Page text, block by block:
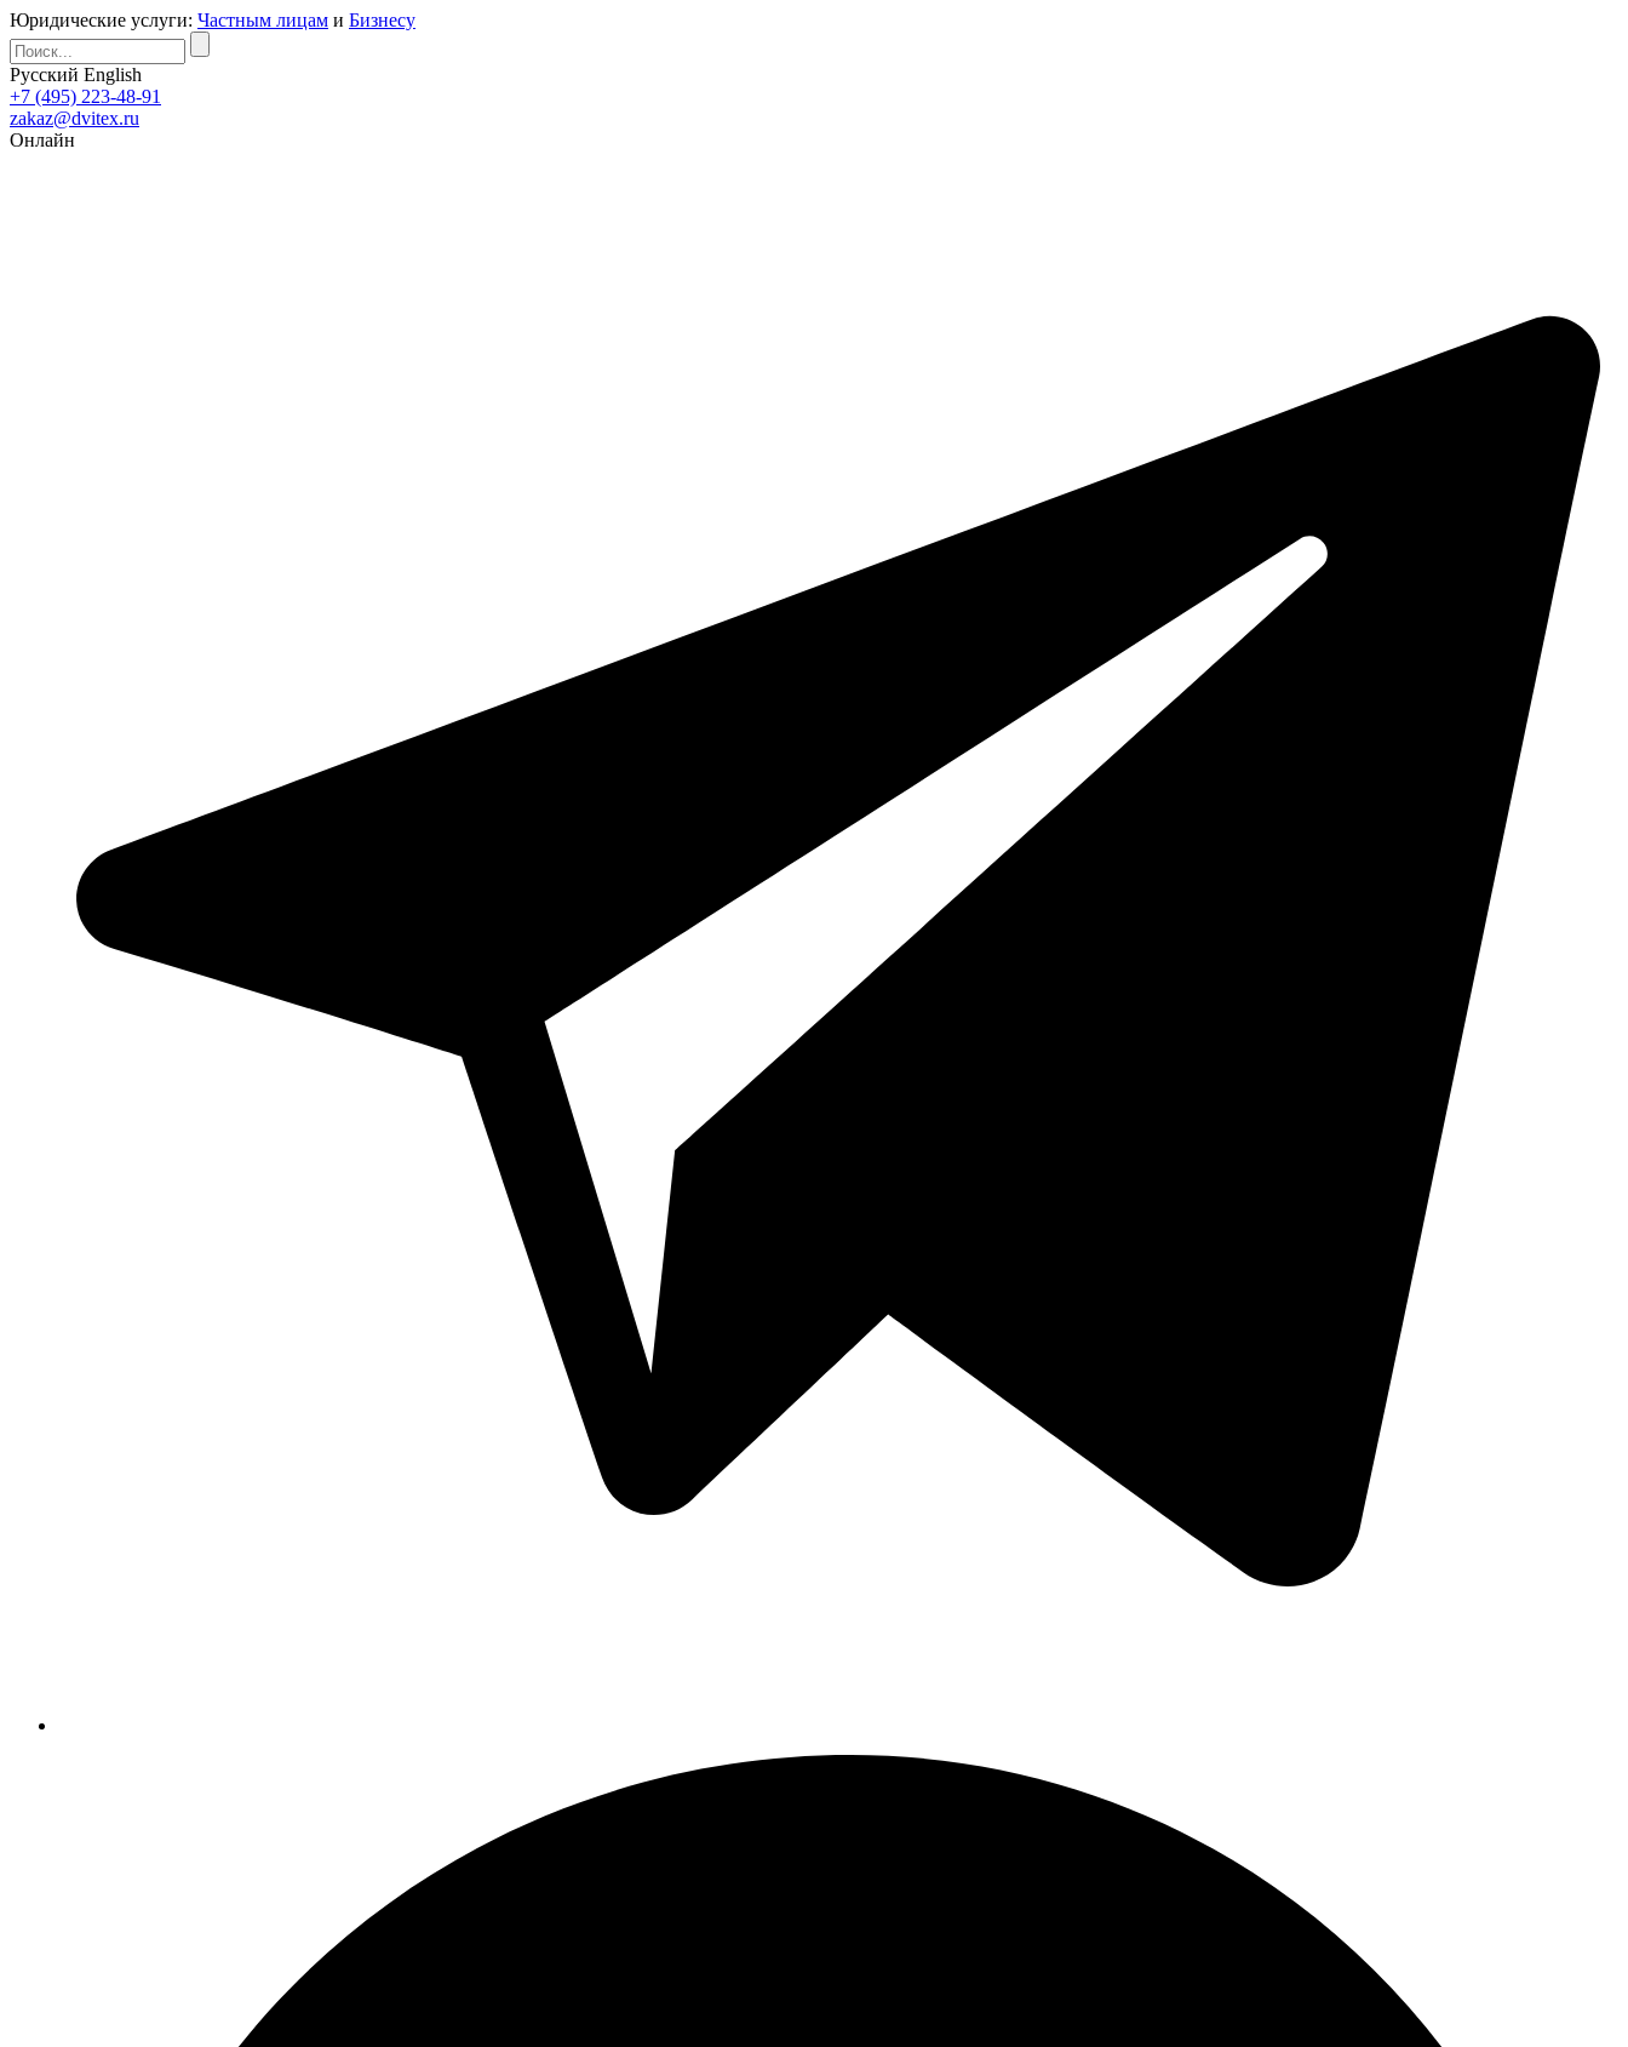
Юридические услуги: Частным лицам и Бизнесу
Русский English
+7 (495) 223-48-91
zakaz@dvitex.ru
Онлайн